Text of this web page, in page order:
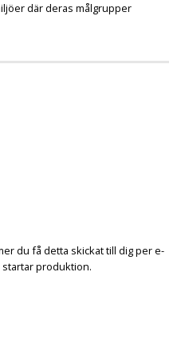
där deras målgrupper
du få detta skickat till dig per e-
produktion.